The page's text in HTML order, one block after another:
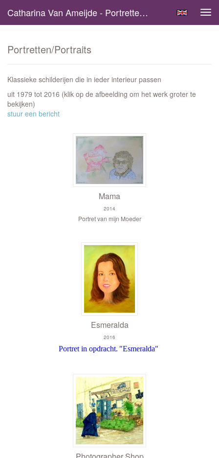
Catharina Van Ameijde - Portretten/Portraits
Portretten/Portraits
Klassieke schilderijen die in ieder interieur passen
uit 1979 tot 2016 (klik op de afbeelding om het werk groter te
bekijken)
stuur een bericht
Mama
2014
Portret van mijn Moeder
Esmeralda
2016
Portret in opdracht. "Esmeralda"